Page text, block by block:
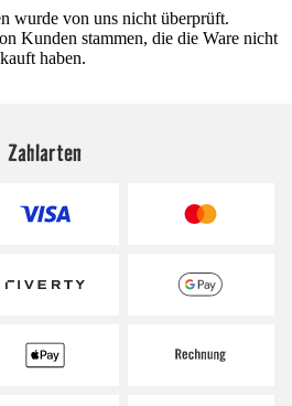
wurde von uns nicht überprüft.
Kunden stammen, die die Ware nicht
haben.
Zahlarten